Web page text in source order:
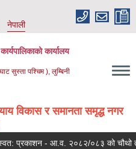
नेपाली
कार्यालय
सुस्ता पश्चिम ), लुम्बिनी
विकास र समानता समृद्ध नगर
प्रकाशन - आ.व. २०८२/०८३ को चौथो